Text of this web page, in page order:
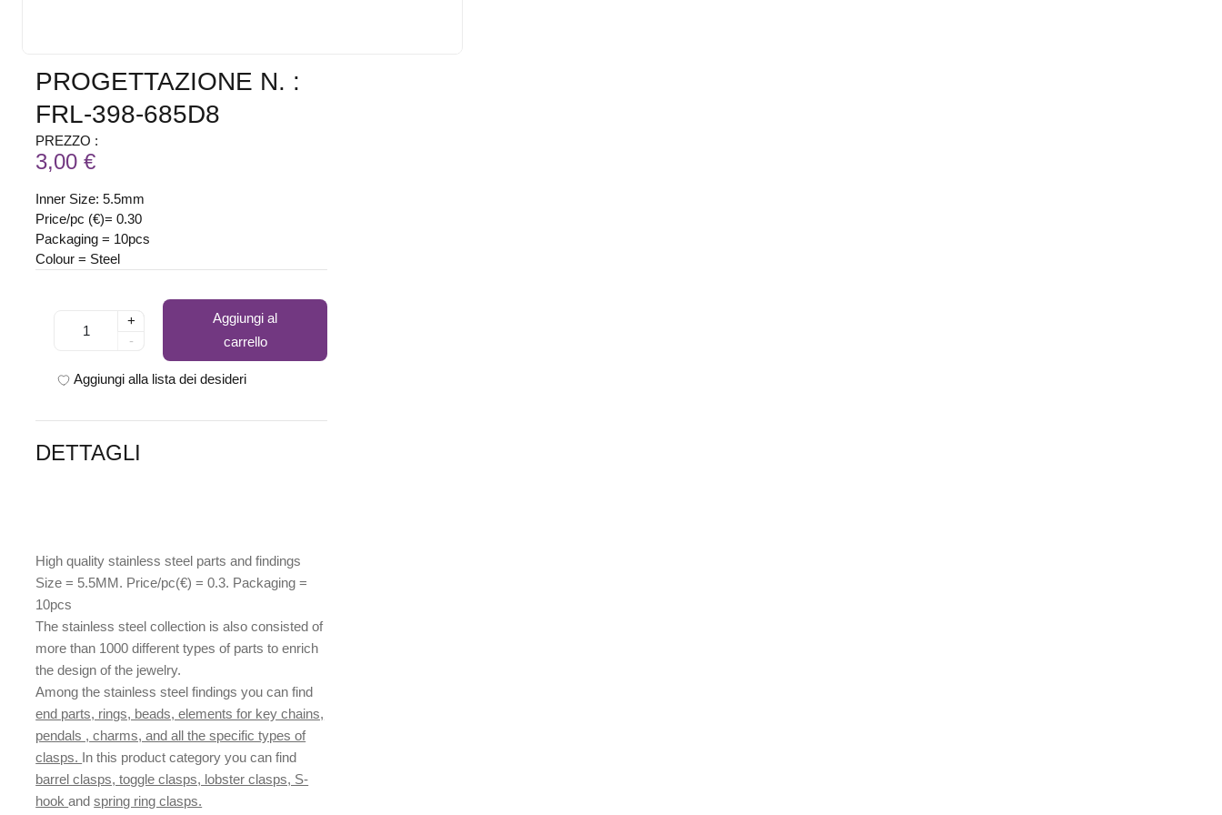
PROGETTAZIONE N. :
FRL-398-685D8
PREZZO :
3,00 €
Inner Size: 5.5mm
Price/pc (€)= 0.30
Packaging = 10pcs
Colour = Steel
+
-
Aggiungi al
carrello
Aggiungi alla lista dei desideri
DETTAGLI
High quality stainless steel parts and findings
Size = 5.5MM. Price/pc(€) = 0.3. Packaging =
10pcs
The stainless steel collection is also consisted of
more than 1000 different types of parts to enrich
the design of the jewelry.
Among the stainless steel findings you can find
end parts, rings, beads, elements for key chains,
pendals , charms, and all the specific types of
clasps. In this product category you can find
barrel clasps, toggle clasps, lobster clasps, S-
hookandspring ring clasps.